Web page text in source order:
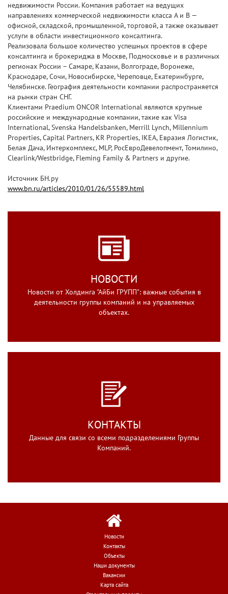
недвижимости России. Компания работает на ведущих
направлениях коммерческой недвижимости класса A и B —
офисной, складской, промышленной, торговой, а также оказывает
услуги в области инвестиционного консалтинга.
Реализовала большое количество успешных проектов в сфере
консалтинга и брокериджа в Москве, Подмосковье и в различных
регионах России – Самаре, Казани, Волгограде, Воронеже,
Краснодаре, Сочи, Новосибирске, Череповце, Екатеринбурге,
Челябинске. География деятельности компании распространяется
на рынки стран СНГ.
Клиентами Praedium ONCOR International являются крупные
российские и международные компании, такие как Visa
International, Svenska Handelsbanken, Merrill Lynch, Millennium
Properties, Capital Partners, KR Properties, IKEA, Евразия Логистик,
Белая Дача, Интеркомплекс, MLP, РосЕвроДевелопмент, Томилино,
Clearlink/Westbridge, Fleming Family & Partners и другие.
Источник БН.ру
www.bn.ru/articles/2010/01/26/55589.html
НОВОСТИ
Новости от Холдинга "АйБи ГРУПП": важные события в
деятельности группы компаний и на управляемых
объектах.
КОНТАКТЫ
Данные для связи со всеми подразделениями Группы
Компаний.
Новости
Контакты
Объекты
Наши документы
Вакансии
Карта сайта